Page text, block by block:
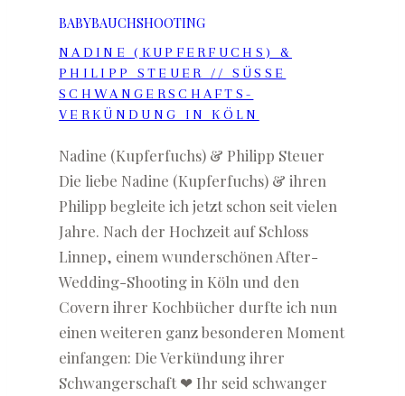
BABYBAUCHSHOOTING
NADINE (KUPFERFUCHS) &
PHILIPP STEUER // SÜSSE
SCHWANGERSCHAFTS-
VERKÜNDUNG IN KÖLN
Nadine (Kupferfuchs) & Philipp Steuer
Die liebe Nadine (Kupferfuchs) & ihren
Philipp begleite ich jetzt schon seit vielen
Jahre. Nach der Hochzeit auf Schloss
Linnep, einem wunderschönen After-
Wedding-Shooting in Köln und den
Covern ihrer Kochbücher durfte ich nun
einen weiteren ganz besonderen Moment
einfangen: Die Verkündung ihrer
Schwangerschaft ❤ Ihr seid schwanger